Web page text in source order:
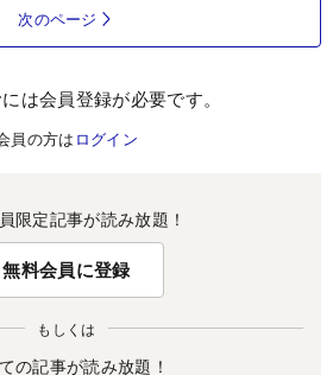
次のページ
は会員登録が必要です。
員の方は ログイン
限定記事が読み放題！
無料会員に登録
もしくは
の記事が読み放題！